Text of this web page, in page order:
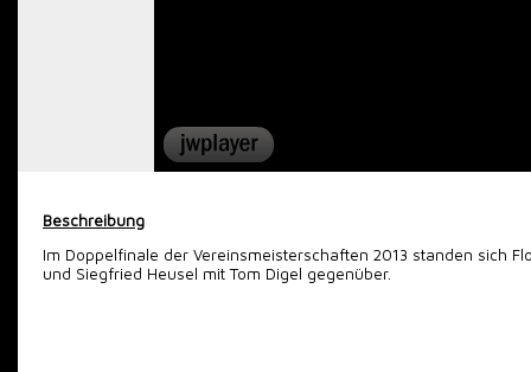
Beschreibung
Im Doppelfinale der Vereinsmeisterschaften 2013 standen sich
und Siegfried Heusel mit Tom Digel gegenüber.